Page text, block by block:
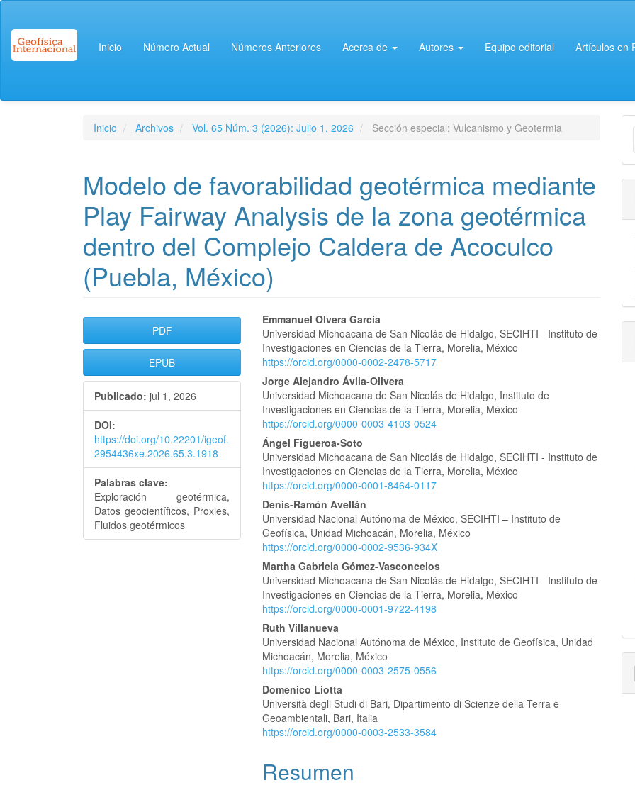
Contenido
principal
Barra
Inicio Número Actual Números Anteriores Acerca de Autores Equipo editorial Artículos en
Inicio Archivos Vol. 65 Núm. 3 (2026): Julio 1, 2026 Sección especial: Vulcanismo y Geotermia
Modelo de favorabilidad geotérmica mediante
Play Fairway Analysis de la zona geotérmica
dentro del Complejo Caldera de Acoculco
(Puebla, México)
Barra
lateral
del
artículo
PDF
EPUB
Publicado: jul 1, 2026
DOI:
https://doi.org/10.22201/igeof.
2954436xe.2026.65.3.1918
Palabras clave:
Exploración geotérmica,
Datos geocientíficos, Proxies,
Fluidos geotérmicos
Contenido
principal
del
artículo
Emmanuel Olvera García
Universidad Michoacana de San Nicolás de Hidalgo, SECIHTI - Instituto de
Investigaciones en Ciencias de la Tierra, Morelia, México
https://orcid.org/0000-0002-2478-5717
Jorge Alejandro Ávila-Olivera
Universidad Michoacana de San Nicolás de Hidalgo, Instituto de
Investigaciones en Ciencias de la Tierra, Morelia, México
https://orcid.org/0000-0003-4103-0524
Ángel Figueroa-Soto
Universidad Michoacana de San Nicolás de Hidalgo, SECIHTI - Instituto de
Investigaciones en Ciencias de la Tierra, Morelia, México
https://orcid.org/0000-0001-8464-0117
Denis-Ramón Avellán
Universidad Nacional Autónoma de México, SECIHTI – Instituto de
Geofísica, Unidad Michoacán, Morelia, México
https://orcid.org/0000-0002-9536-934X
Martha Gabriela Gómez-Vasconcelos
Universidad Michoacana de San Nicolás de Hidalgo, SECIHTI - Instituto de
Investigaciones en Ciencias de la Tierra, Morelia, México
https://orcid.org/0000-0001-9722-4198
Ruth Villanueva
Universidad Nacional Autónoma de México, Instituto de Geofísica, Unidad
Michoacán, Morelia, México
https://orcid.org/0000-0003-2575-0556
Domenico Liotta
Università degli Studi di Bari, Dipartimento di Scienze della Terra e
Geoambientali, Bari, Italia
https://orcid.org/0000-0003-2533-3584
Resumen